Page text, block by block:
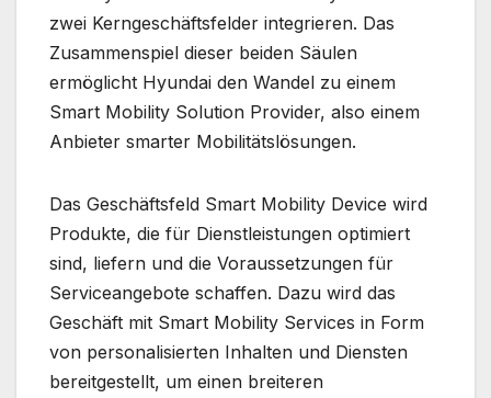
zwei Kerngeschäftsfelder integrieren. Das
Zusammenspiel dieser beiden Säulen
ermöglicht Hyundai den Wandel zu einem
Smart Mobility Solution Provider, also einem
Anbieter smarter Mobilitätslösungen.
Das Geschäftsfeld Smart Mobility Device wird
Produkte, die für Dienstleistungen optimiert
sind, liefern und die Voraussetzungen für
Serviceangebote schaffen. Dazu wird das
Geschäft mit Smart Mobility Services in Form
von personalisierten Inhalten und Diensten
bereitgestellt, um einen breiteren